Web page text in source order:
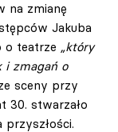
na zmianę
Jakuba
o teatrze „który
i zmagań o
sceny przy
30. stwarzało